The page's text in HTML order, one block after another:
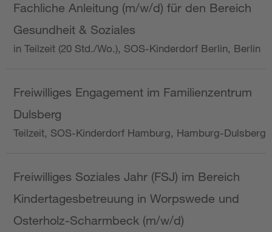
Fachliche Anleitung (m/w/d) für den Bereich
Gesundheit & Soziales
in Teilzeit (20 Std./Wo.), SOS-Kinderdorf Berlin, Berlin
Freiwilliges Engagement im Familienzentrum
Dulsberg
Teilzeit, SOS-Kinderdorf Hamburg, Hamburg-Dulsberg
Freiwilliges Soziales Jahr (FSJ) im Bereich
Kindertagesbetreuung in Worpswede und
Osterholz-Scharmbeck (m/w/d)